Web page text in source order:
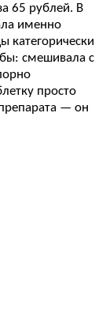
65 рублей. В
именно
категорически
смешивала с
просто
— он